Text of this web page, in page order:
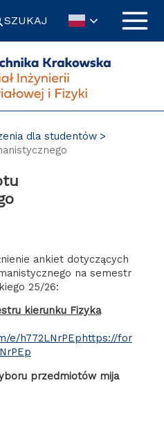
SZUKAJ
dla studentów
ankiet dotyczących
na semestr
25/26:
kierunku Fizyka
e/h772LNrPEphttps://for
przedmiotów mija